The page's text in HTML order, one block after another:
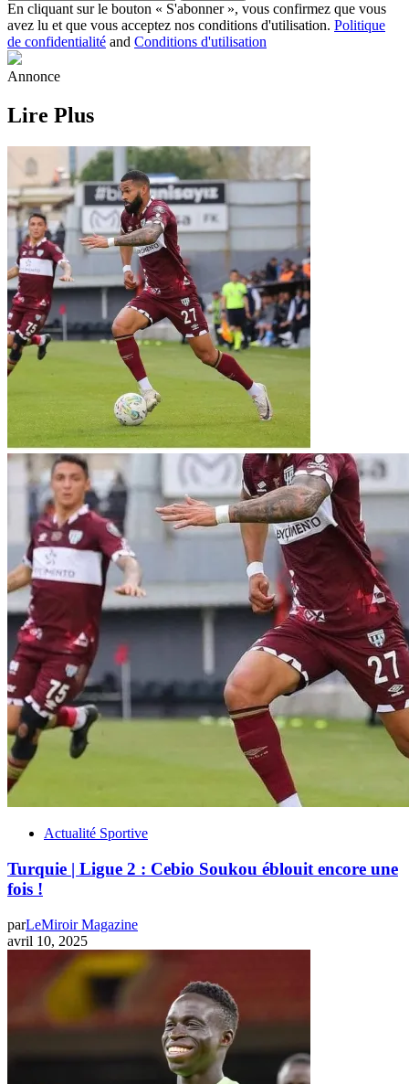
En cliquant sur le bouton « S'abonner », vous confirmez que vous
avez lu et que vous acceptez nos conditions d'utilisation. Politique
de confidentialité and Conditions d'utilisation
Annonce
Lire Plus
Actualité Sportive
Turquie | Ligue 2 : Cebio Soukou éblouit encore une
fois !
parLeMiroir Magazine
avril 10, 2025